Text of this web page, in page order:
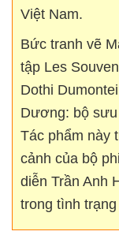
Việt Nam.
Bức tranh vẽ
tập Les
Dothi
Dương: bộ
Tác phẩm này
cảnh của bộ
diễn Trần Anh
trong tình trạng